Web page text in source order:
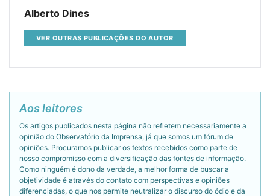
Alberto Dines
VER OUTRAS PUBLICAÇÕES DO AUTOR
Aos leitores
Os artigos publicados nesta página não refletem necessariamente a
opinião do Observatório da Imprensa, já que somos um fórum de
opiniões. Procuramos publicar os textos recebidos como parte de
nosso compromisso com a diversificação das fontes de informação.
Como ninguém é dono da verdade, a melhor forma de buscar a
objetividade é através do contato com perspectivas e opiniões
diferenciadas, o que nos permite neutralizar o discurso do ódio e da